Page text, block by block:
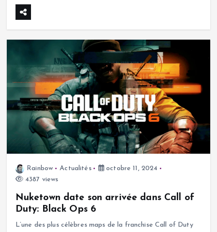
Rainbow Actualités
octobre 11, 2024
4387 views
Nuketown date son arrivée dans Call of
Duty: Black Ops 6
L’une des plus célèbres maps de la franchise Call of Duty